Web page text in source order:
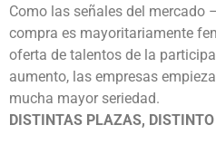
Como las señales del mercado
compra es mayoritariamente
oferta de talentos de la
aumento, las empresas
mucha mayor seriedad.
DISTINTAS PLAZAS,